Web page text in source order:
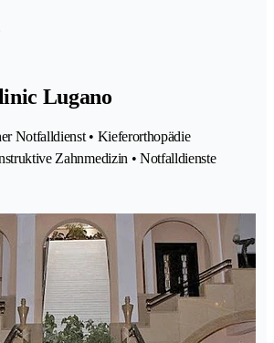
Lugano
Notfalldienst • Kieferorthopädie
Zahnmedizin • Notfalldienste